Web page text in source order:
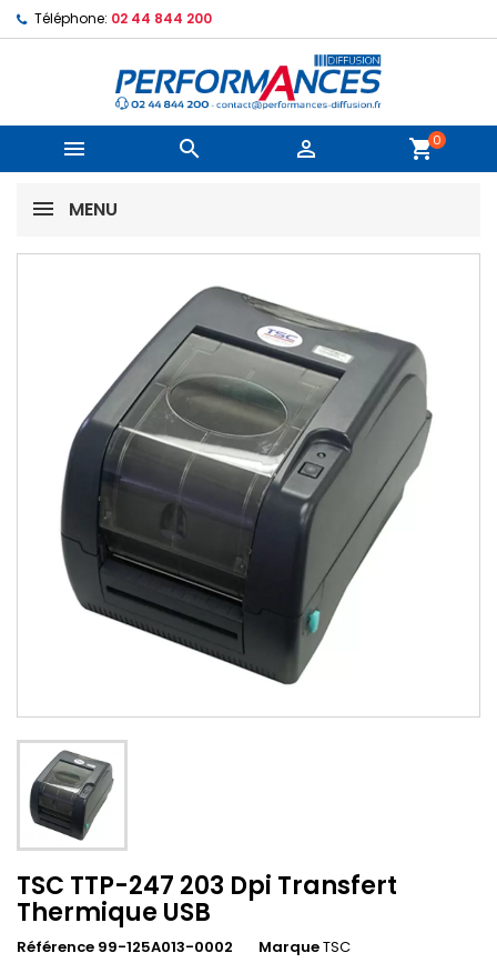
Téléphone: 02 44 844 200
   shopping_cart0
MENU
TSC TTP-247 203 Dpi Transfert
Thermique USB
Référence 99-125A013-0002 MarqueTSC